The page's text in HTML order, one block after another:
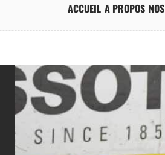
ACCUEIL A PROPOS